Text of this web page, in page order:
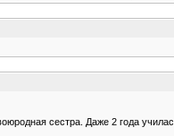
сестра. Даже 2 года